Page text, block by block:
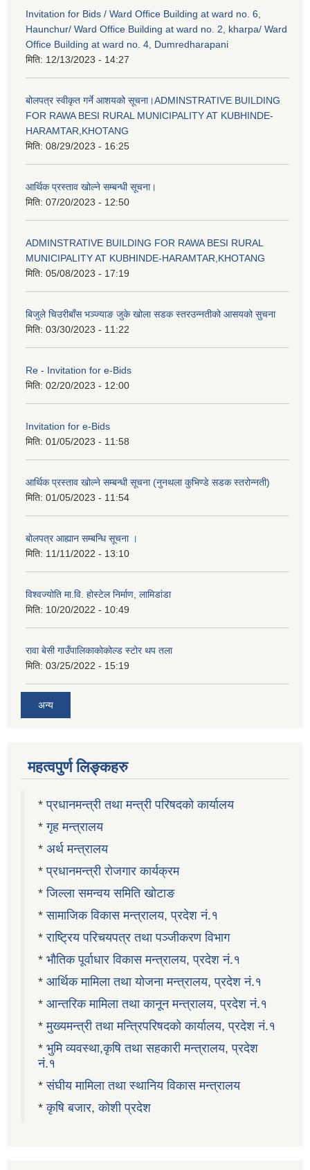
Invitation for Bids / Ward Office Building at ward no. 6,
Haunchur/ Ward Office Building at ward no. 2, kharpa/ Ward
Office Building at ward no. 4, Dumredharapani
मिति: 12/13/2023 - 14:27
बोलपत्र स्वीकृत गर्ने आशयको सूचना।ADMINSTRATIVE BUILDING
FOR RAWA BESI RURAL MUNICIPALITY AT KUBHINDE-
HARAMTAR,KHOTANG
मिति: 08/29/2023 - 16:25
आर्थिक प्रस्ताव खोल्ने सम्बन्धी सूचना।
मिति: 07/20/2023 - 12:50
ADMINSTRATIVE BUILDING FOR RAWA BESI RURAL
MUNICIPALITY AT KUBHINDE-HARAMTAR,KHOTANG
मिति: 05/08/2023 - 17:19
बिजुले चिउरीबाँस भञ्ज्याङ जुके खोला सडक स्तरउन्नतीको आसयको सुचना
मिति: 03/30/2023 - 11:22
Re - Invitation for e-Bids
मिति: 02/20/2023 - 12:00
Invitation for e-Bids
मिति: 01/05/2023 - 11:58
आर्थिक प्रस्ताव खोल्ने सम्बन्धी सूचना (नुनथला कुभिण्डे सडक स्तरोन्नती)
मिति: 01/05/2023 - 11:54
बोलपत्र आह्यान सम्बन्धि सूचना ।
मिति: 11/11/2022 - 13:10
विश्वज्योति मा.वि. होस्टेल निर्माण, लामिडांडा
मिति: 10/20/2022 - 10:49
रावा बेसी गाउँपालिकाकोकोल्ड स्टोर थप तला
मिति: 03/25/2022 - 15:19
अन्य
महत्वपुर्ण लिङ्कहरु
*प्रधानमन्त्री तथा मन्त्री परिषदको कार्यालय
*गृह मन्त्रालय
* अर्थ मन्त्रालय
*प्रधानमन्त्री रोजगार कार्यक्रम
*जिल्ला समन्वय समिति खोटाङ
*सामाजिक विकास मन्त्रालय, प्रदेश नं.१
*राष्ट्रिय परिचयपत्र तथा पञ्जीकरण विभाग
* भौतिक पूर्वाधार विकास मन्त्रालय, प्रदेश नं.१
* आर्थिक मामिला तथा योजना मन्त्रालय, प्रदेश नं.१
* आन्तरिक मामिला तथा कानून मन्त्रालय, प्रदेश नं.१
*मुख्यमन्त्री तथा मन्त्रिपरिषदको कार्यालय, प्रदेश नं.१
* भुमि व्यवस्था,कृषि तथा सहकारी मन्त्रालय, प्रदेश
नं.१
*संघीय मामिला तथा स्थानिय विकास मन्त्रालय
*कृषि बजार, कोशी प्रदेश